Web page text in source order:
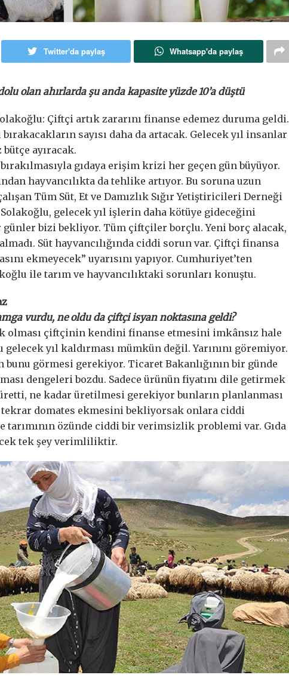
Twitter'da paylaş Whatsapp'da paylaş
olan ahırlarda şu anda kapasite yüzde 10’a düştü
Çiftçi artık zararını finanse edemez duruma geldi.
bırakacakların sayısı daha da artacak. Gelecek yıl insanlar
ayıracak.
gıdaya erişim krizi her geçen gün büyüyor.
hayvancılıkta da tehlike artıyor. Bu soruna uzun
Tüm Süt, Et ve Damızlık Sığır Yetiştiricileri Derneği
Solakoğlu, gelecek yıl işlerin daha kötüye gideceğini
günler bizi bekliyor. Tüm çiftçiler borçlu. Yeni borç alacak,
Süt hayvancılığında ciddi sorun var. Çiftçi finansa
ekmeyecek” uyarısını yapıyor. Cumhuriyet’ten
ile tarım ve hayvancılıktaki sorunları konuştu.
vurdu, ne oldu da çiftçi isyan noktasına geldi?
olması çiftçinin kendini finanse etmesini imkânsız hale
yıl kaldırması mümkün değil. Yarınını göremiyor.
bunu görmesi gerekiyor. Ticaret Bakanlığının bir günde
dengeleri bozdu. Sadece ürünün fiyatını dile getirmek
ne kadar üretilmesi gerekiyor bunların planlanması
domates ekmesini bekliyorsak onlara ciddi
özünde ciddi bir verimsizlik problemi var. Gıda
tek şey verimliliktir.